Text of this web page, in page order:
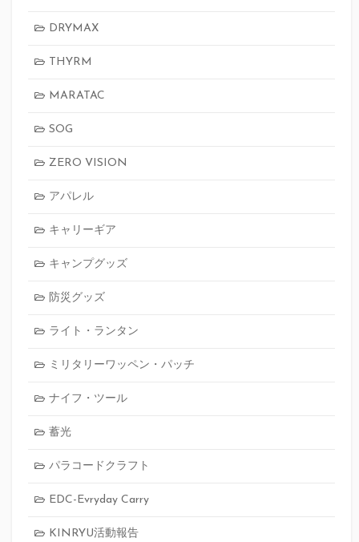
DRYMAX
THYRM
MARATAC
SOG
ZERO VISION
アパレル
キャリーギア
キャンプグッズ
防災グッズ
ライト・ランタン
ミリタリーワッペン・パッチ
ナイフ・ツール
蓄光
パラコードクラフト
EDC-Evryday Carry
KINRYU活動報告